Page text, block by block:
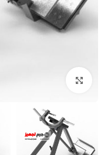
بزرگنمایی تصویر